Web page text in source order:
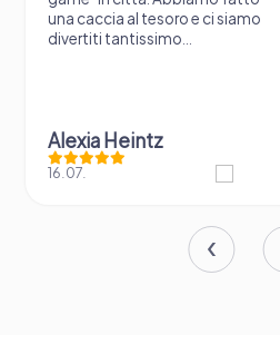
una caccia al tesoro e ci siamo
divertiti tantissimo...
Alexia Heintz
16.07.